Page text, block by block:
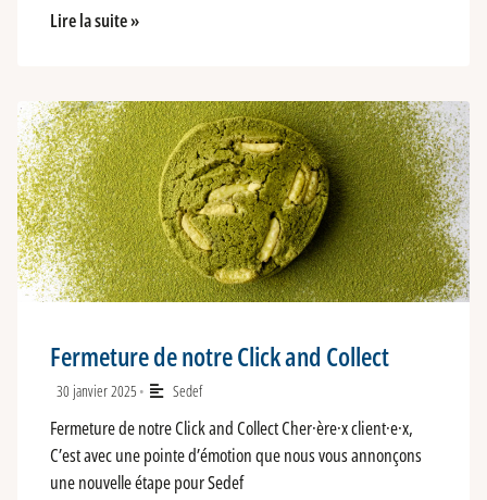
Lire la suite »
Fermeture de notre Click and Collect
30 janvier 2025 • Sedef
Fermeture de notre Click and Collect Cher·ère·x client·e·x,
C’est avec une pointe d’émotion que nous vous annonçons
une nouvelle étape pour Sedef